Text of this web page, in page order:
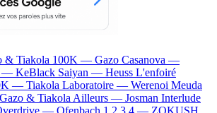
& Tiakola 100K — Gazo Casanova —
— KeBlack Saiyan — Heuss L'enfoiré
— Tiakola Laboratoire — Werenoi Meuda
Gazo & Tiakola Ailleurs — Josman Interlude
— Ofenbach 1 2 3 4 — ZOKUSH